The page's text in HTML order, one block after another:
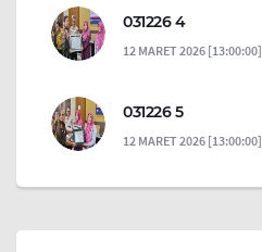
031226 4
12 MARET 2026 [13:00:00]
031226 5
12 MARET 2026 [13:00:00]